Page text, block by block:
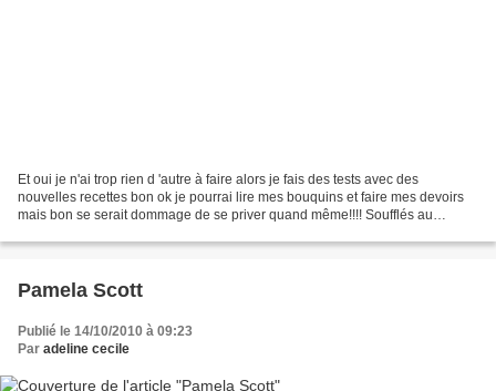
Et oui je n'ai trop rien d 'autre à faire alors je fais des tests avec des
nouvelles recettes bon ok je pourrai lire mes bouquins et faire mes devoirs
mais bon se serait dommage de se priver quand même!!!! Soufflés au
Pamela Scott
Publié le 14/10/2010 à 09:23
Par adeline cecile